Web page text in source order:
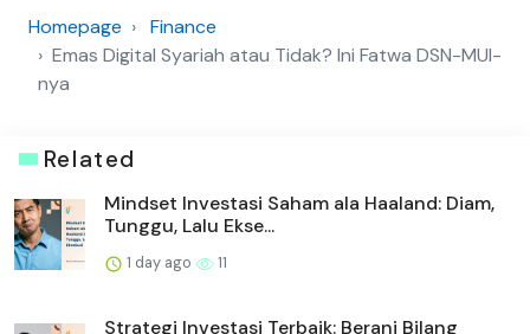
Homepage
Finance
Emas Digital Syariah atau Tidak? Ini Fatwa DSN-MUI-
nya
Related
Mindset Investasi Saham ala Haaland: Diam,
Tunggu, Lalu Ekse...
1 day ago 11
Strategi Investasi Terbaik: Berani Bilang